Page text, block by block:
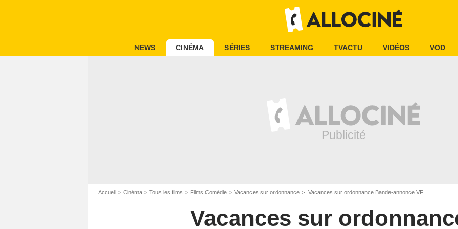
NEWS CINÉMA SÉRIES STREAMING TVACTU VIDÉOS VOD
Accueil Cinéma Tous les films Films Comédie Vacances sur ordonnance Vacances sur ordonnance Bande-annonce VF
Vacances sur